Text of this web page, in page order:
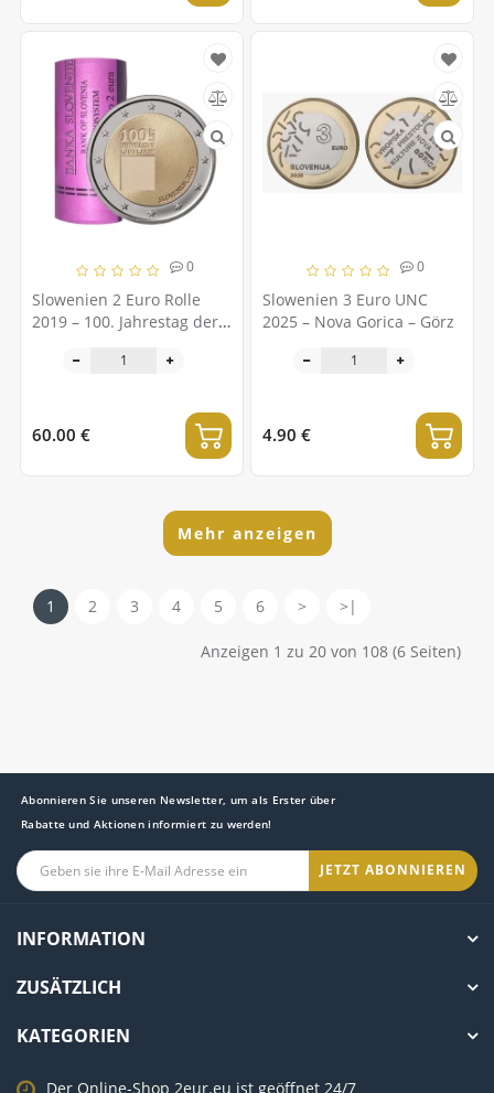
0
Slowenien 2 Euro Rolle
2019 – 100. Jahrestag der
Ljubljana
60.00 €
0
Slowenien 3 Euro UNC
2025 – Nova Gorica – Görz
4.90 €
Mehr anzeigen
1 2 3 4 5 6 > >|
Anzeigen 1 zu 20 von 108 (6 Seiten)
Abonnieren Sie unseren Newsletter, um als Erster über
Rabatte und Aktionen informiert zu werden!
JETZT ABONNIEREN
INFORMATION
ZUSÄTZLICH
KATEGORIEN
Der Online-Shop 2eur.eu ist geöffnet 24/7